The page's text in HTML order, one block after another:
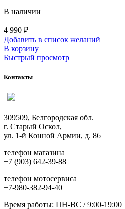
В наличии
4 990 ₽
Добавить в список желаний
В корзину
Быстрый просмотр
Контакты
309509, Белгородская обл.
г. Старый Оскол,
ул. 1-й Конной Армии, д. 86
телефон магазина
+7 (903) 642-39-88
телефон мотосервиса
+7-980-382-94-40
Время работы: ПН-ВС / 9:00-19:00